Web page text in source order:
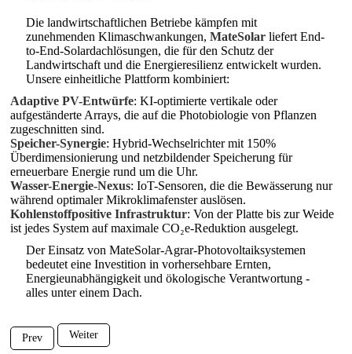
Die landwirtschaftlichen Betriebe kämpfen mit
zunehmenden Klimaschwankungen,MateSolar liefert End-
to-End-Solardachlösungen, die für den Schutz der
Landwirtschaft und die Energieresilienz entwickelt wurden.
Unsere einheitliche Plattform kombiniert:
Adaptive PV-Entwürfe: KI-optimierte vertikale oder
aufgeständerte Arrays, die auf die Photobiologie von Pflanzen
zugeschnitten sind.
Speicher-Synergie: Hybrid-Wechselrichter mit 150%
Überdimensionierung und netzbildender Speicherung für
erneuerbare Energie rund um die Uhr.
Wasser-Energie-Nexus: IoT-Sensoren, die die Bewässerung nur
während optimaler Mikroklimafenster auslösen.
Kohlenstoffpositive Infrastruktur: Von der Platte bis zur Weide
ist jedes System auf maximale CO₂e-Reduktion ausgelegt.
Der Einsatz von MateSolar-Agrar-Photovoltaiksystemen
bedeutet eine Investition in vorhersehbare Ernten,
Energieunabhängigkeit und ökologische Verantwortung -
alles unter einem Dach.
Prev Weiter